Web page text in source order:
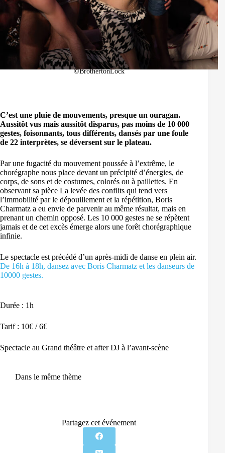
©BrothertonLock
C’est une pluie de mouvements, presque un ouragan.
Aussitôt vus mais aussitôt disparus, pas moins de 10 000
gestes, foisonnants, tous différents, dansés par une foule
de 22 interprètes, se déversent sur le plateau.
Par une fugacité du mouvement poussée à l’extrême, le
chorégraphe nous place devant un précipité d’énergies, de
corps, de sons et de costumes, colorés ou à paillettes. En
observant sa pièce La levée des conflits qui tend vers
l’immobilité par le dépouillement et la répétition, Boris
Charmatz a eu envie de parvenir au même résultat, mais en
prenant un chemin opposé. Les 10 000 gestes ne se répètent
jamais et de cet excès émerge alors une forêt chorégraphique
infinie.
Le spectacle est précédé d’un après-midi de danse en plein air.
De 16h à 18h, dansez avec Boris Charmatz et les danseurs de
10000 gestes.
Durée : 1h
Tarif : 10€ / 6€
Spectacle au Grand théâtre et after DJ à l’avant-scène
Dans le même thème
Partagez cet événement